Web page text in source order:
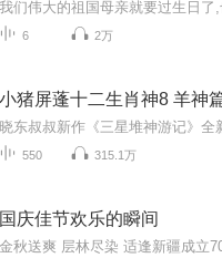
6 2万
550 315.1万
国庆佳节欢乐的瞬间